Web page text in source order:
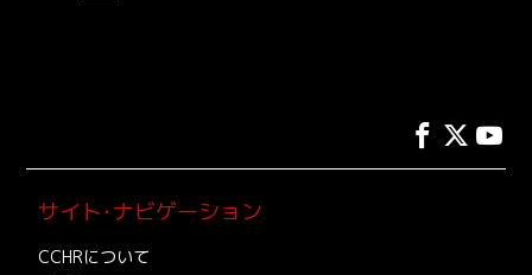
サイト･ナビゲーション
CCHRについて